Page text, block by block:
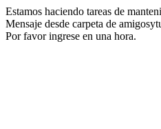
Estamos haciendo tareas de
Mensaje desde carpeta de
Por favor ingrese en una hora.